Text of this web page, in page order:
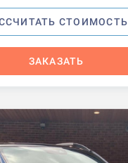
СТОИМОСТЬ
ЗАКАЗАТЬ